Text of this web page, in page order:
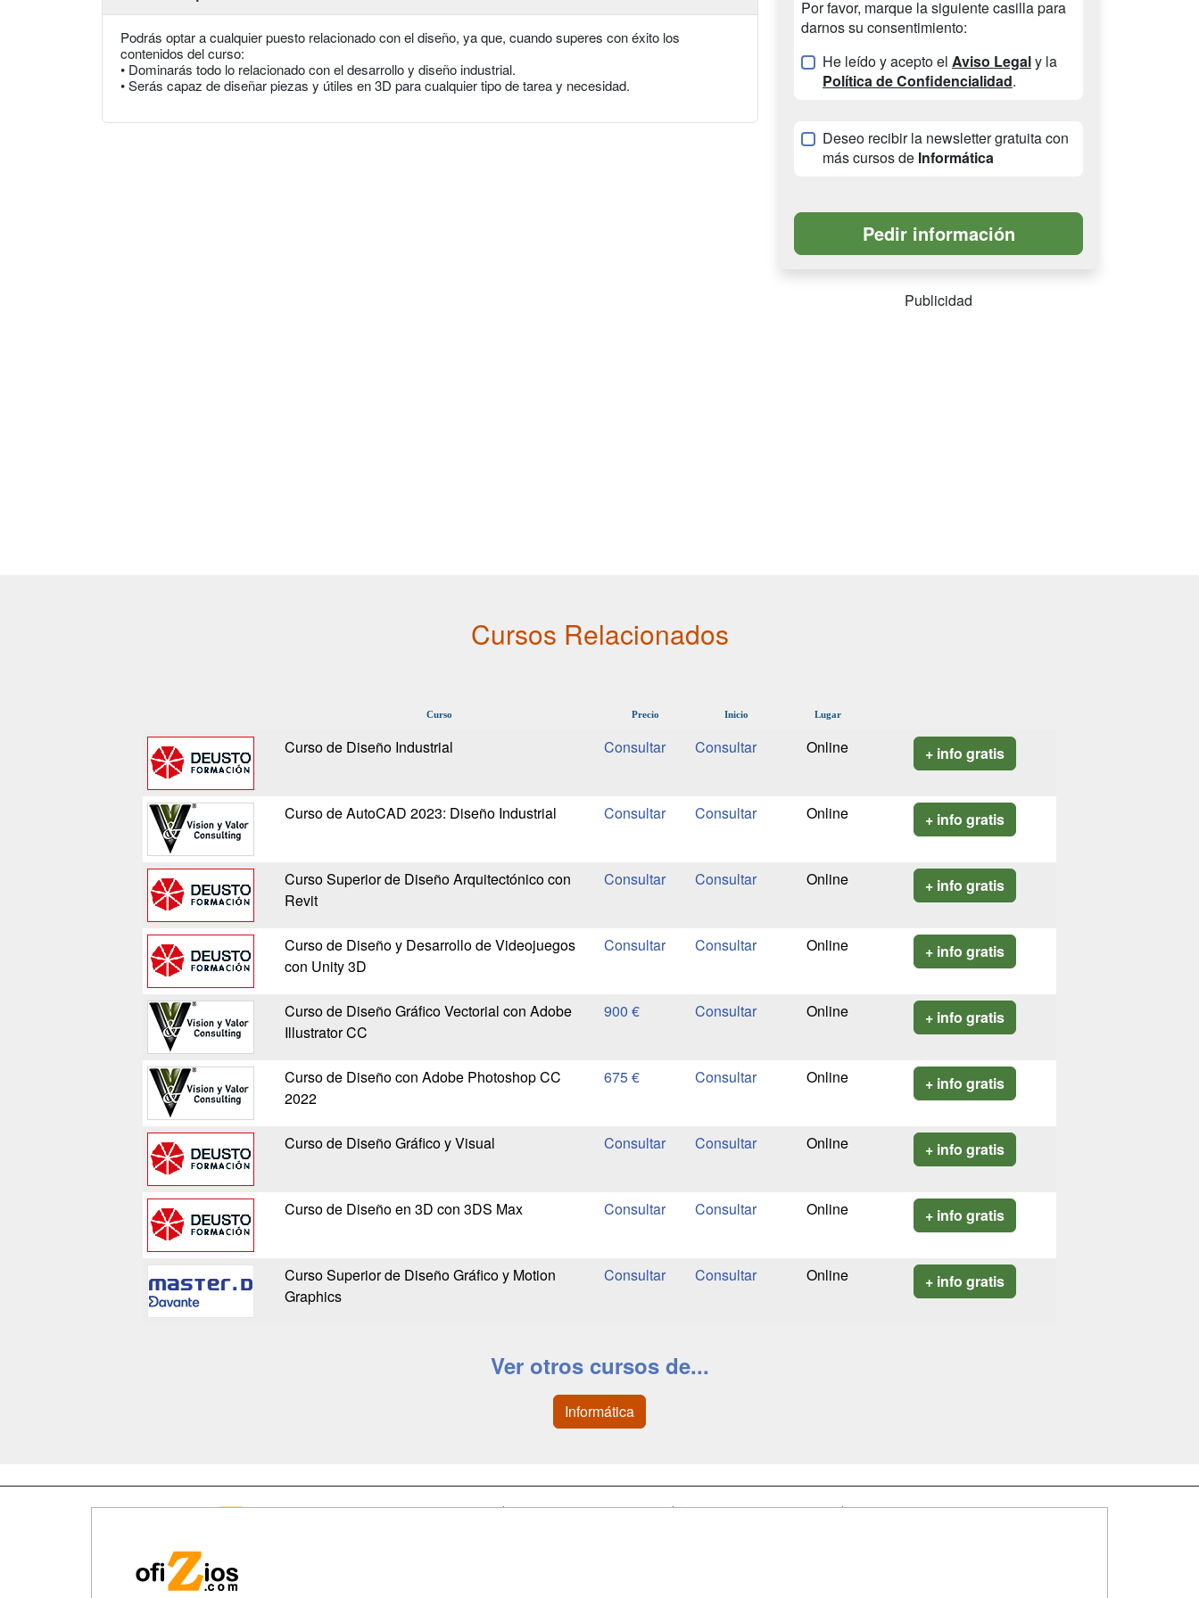
Podrás optar a cualquier puesto relacionado con el diseño, ya que, cuando superes con éxito los
contenidos del curso:
• Dominarás todo lo relacionado con el desarrollo y diseño industrial.
• Serás capaz de diseñar piezas y útiles en 3D para cualquier tipo de tarea y necesidad.
Por favor, marque la siguiente casilla para
darnos su consentimiento:
He leído y acepto el Aviso Legaly la
Política de Confidencialidad.
Deseo recibir la newsletter gratuita con
más cursos de Informática
Publicidad
Cursos Relacionados
Curso Precio Inicio Lugar
Curso de Diseño Industrial Online + info gratis
Curso de AutoCAD 2023: Diseño Industrial Online + info gratis
Curso Superior de Diseño Arquitectónico con
Revit
Online + info gratis
Curso de Diseño y Desarrollo de Videojuegos
con Unity 3D
Online + info gratis
Curso de Diseño Gráfico Vectorial con Adobe
Illustrator CC
900 € Online + info gratis
Curso de Diseño con Adobe Photoshop CC
2022
675 € Online + info gratis
Curso de Diseño Gráfico y Visual Online + info gratis
Curso de Diseño en 3D con 3DS Max Online + info gratis
Curso Superior de Diseño Gráfico y Motion
Graphics
Online + info gratis
Ver otros cursos de...
Informática